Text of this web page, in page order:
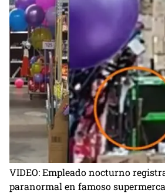
VIDEO: Empleado nocturno
paranormal en famoso